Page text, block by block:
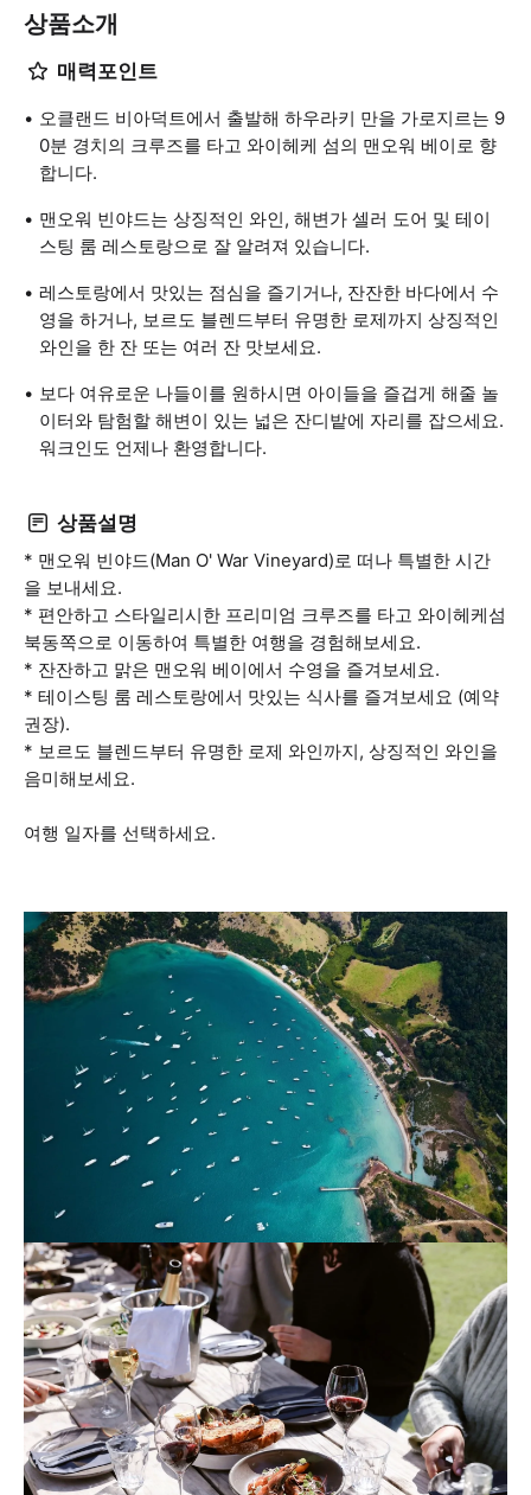
상품소개
매력포인트
오클랜드 비아덕트에서 출발해 하우라키 만을 가로지르는 9
0분 경치의 크루즈를 타고 와이헤케 섬의 맨오워 베이로 향
합니다.
맨오워 빈야드는 상징적인 와인, 해변가 셀러 도어 및 테이
스팅 룸 레스토랑으로 잘 알려져 있습니다.
레스토랑에서 맛있는 점심을 즐기거나, 잔잔한 바다에서 수
영을 하거나, 보르도 블렌드부터 유명한 로제까지 상징적인
와인을 한 잔 또는 여러 잔 맛보세요.
보다 여유로운 나들이를 원하시면 아이들을 즐겁게 해줄 놀
이터와 탐험할 해변이 있는 넓은 잔디밭에 자리를 잡으세요.
워크인도 언제나 환영합니다.
상품설명
* 맨오워 빈야드(Man O' War Vineyard)로 떠나 특별한 시간
을 보내세요.
* 편안하고 스타일리시한 프리미엄 크루즈를 타고 와이헤케섬
북동쪽으로 이동하여 특별한 여행을 경험해보세요.
* 잔잔하고 맑은 맨오워 베이에서 수영을 즐겨보세요.
* 테이스팅 룸 레스토랑에서 맛있는 식사를 즐겨보세요 (예약
권장).
* 보르도 블렌드부터 유명한 로제 와인까지, 상징적인 와인을
음미해보세요.
여행 일자를 선택하세요.